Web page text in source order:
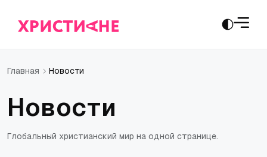
Главная Новости
Новости
Глобальный христианский мир на одной странице.